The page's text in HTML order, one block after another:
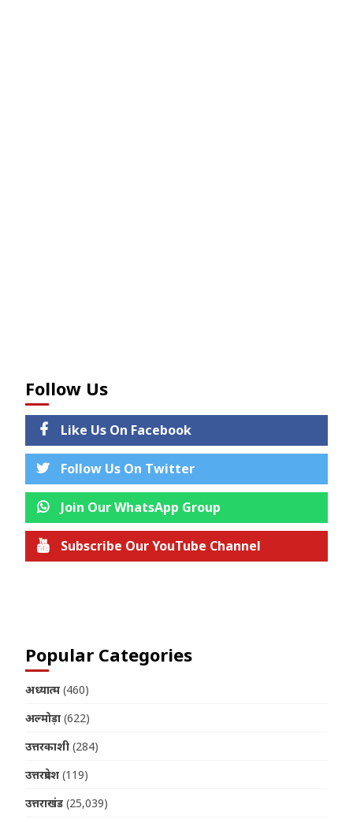
Follow Us
Like Us On Facebook
Follow Us On Twitter
Join Our WhatsApp Group
Subscribe Our YouTube Channel
Popular Categories
अध्यात्म (460)
अल्मोड़ा (622)
उत्तरकाशी (284)
उत्तरप्रदेश (119)
उत्तराखंड (25,039)